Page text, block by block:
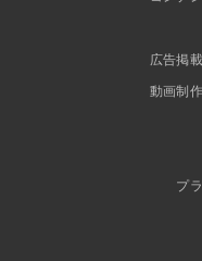
広告掲
動画制
プ